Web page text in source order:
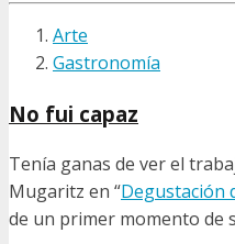
Arte
Gastronomía
No fui capaz
Tenía ganas de ver el
Mugaritz en “Degustación
de un primer momento de